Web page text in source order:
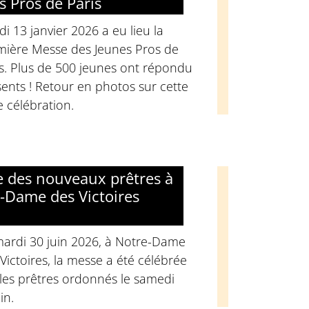
13 janvier 2026 a eu lieu la
Messe des Jeunes Pros de
Plus de 500 jeunes ont répondu
! Retour en photos sur cette
célébration.
des nouveaux prêtres à
des Victoires
30 juin 2026, à Notre-Dame
la messe a été célébrée
prêtres ordonnés le samedi